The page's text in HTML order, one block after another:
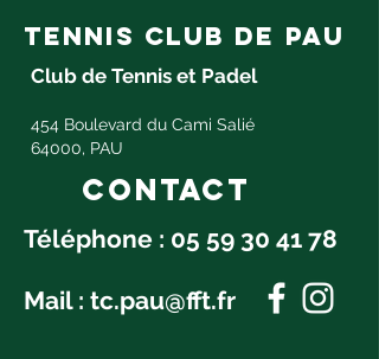
tennis club de pau
Club de Tennis et Padel
454 Boulevard du Cami Salié
64000, PAU
Contact
Téléphone : 05 59 30 41 78
Mail : tc.pau@fft.fr